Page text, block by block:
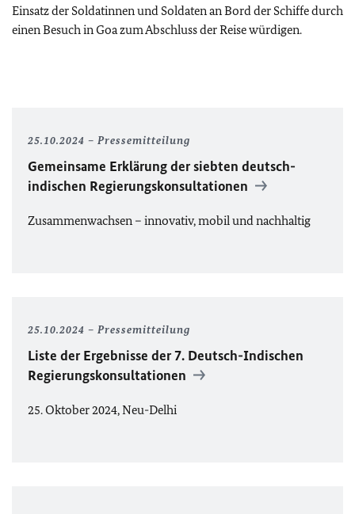
Einsatz der Soldatinnen und Soldaten an Bord der Schiffe durch
einen Besuch in Goa zum Abschluss der Reise würdigen.
25.10.2024 Pressemitteilung
Gemeinsame Erklärung der siebten deutsch-
indischen Regierungskonsultationen
Zusammenwachsen – innovativ, mobil und nachhaltig
25.10.2024 Pressemitteilung
Liste der Ergebnisse der 7. Deutsch-Indischen
Regierungskonsultationen
25. Oktober 2024, Neu-Delhi